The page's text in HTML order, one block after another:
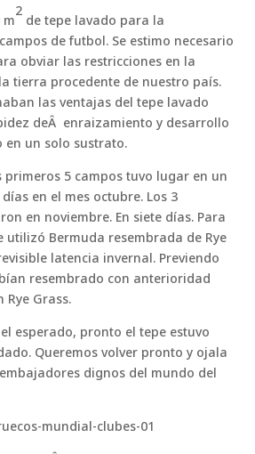
m
2
de tepe lavado para la
de futbol. Se estimo necesario
obviar las restricciones en la
tierra procedente de nuestro país.
las ventajas del tepe lavado
deÂ enraizamiento y desarrollo
en un solo sustrato.
primeros 5 campos tuvo lugar en un
en el mes octubre. Los 3
en noviembre. En siete días. Para
utilizó Bermuda resembrada de Rye
latencia invernal. Previendo
resembrado con anterioridad
Rye Grass.
esperado, pronto el tepe estuvo
Queremos volver pronto y ojala
dignos del mundo del